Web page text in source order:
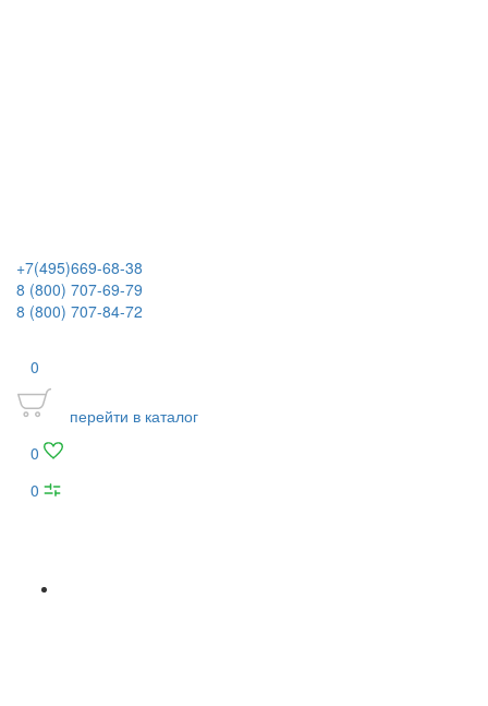
+7(495)669-68-38
8 (800) 707-69-79
8 (800) 707-84-72
0
перейти в каталог
0
0